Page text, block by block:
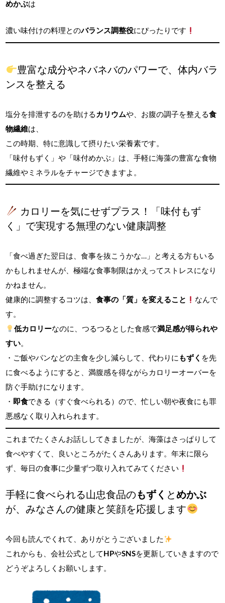
めかぶは
濃い味付けの料理とのバランス調整役にぴったりです
豊富な成分やネバネバのパワーで、体内バラ
ンスを整える
塩分を排泄するのを助ける カリウムや、お腹の調子を整える食
物繊維は、
この時期、特に意識して摂りたい栄養素です。
「味付もずく」や「味付めかぶ」は、手軽に海藻の豊富な食物
繊維やミネラルをチャージできますよ。
カロリーを気にせずプラス！「味付もず
く」で実現する無理のない健康調整
「食べ過ぎた翌日は、食事を抜こうかな…」と考える方もいる
かもしれませんが、極端な食事制限はかえってストレスになり
かねません。
健康的に調整するコツは、食事の「質」を変えること
なんで
す。
低カロリーなのに、つるつるとした食感で満足感が得られや
すい。
・ご飯やパンなどの主食を少し減らして、代わりに もずく を先
に食べるようにすると、満腹感を得ながらカロリーオーバーを
防ぐ手助けになります。
・ 即食できる（すぐ食べられる）ので、忙しい朝や夜食にも罪
悪感なく取り入れられます。
これまでたくさんお話ししてきましたが、海藻はさっぱりして
食べやすくて、良いところがたくさんあります。年末に限ら
ず、毎日の食事に少量ずつ取り入れてみてください
手軽に食べられる山忠食品の もずく とめかぶ
が、みなさんの健康と笑顔を応援します
今回も読んでくれて、ありがとうございました
これからも、会社公式として HPやSNSを更新していきますので
どうぞよろしくお願いします。